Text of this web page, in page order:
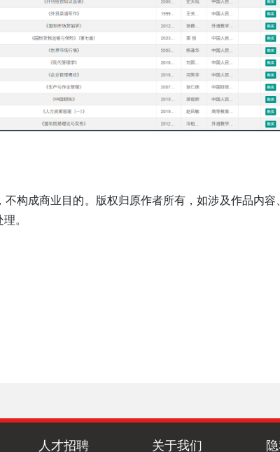
构成商业目的。版权归原作者所有，如涉及作品内容
。
人才招聘 关于我们